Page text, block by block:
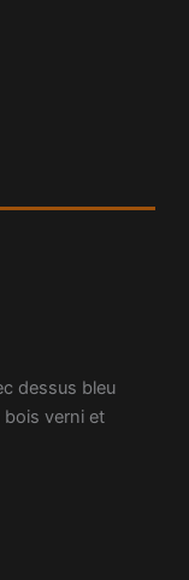
dessus bleu
verni et